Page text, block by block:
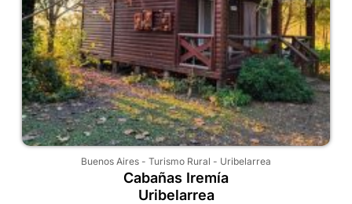
Buenos Aires - Turismo Rural - Uribelarrea
Cabañas Iremía
Uribelarrea